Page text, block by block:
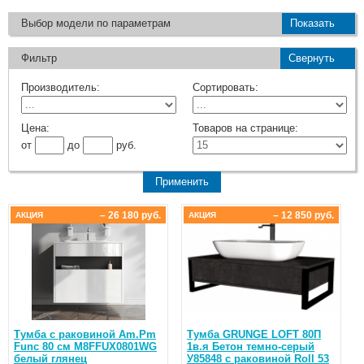
Выбор модели по параметрам Показать
Фильтр Свернуть
Производитель: Сортировать:
Цена:
от
до руб.
Товаров на странице:
Тумба c раковиной Am.Pm
Func 80 см M8FFUX0801WG
белый глянец
– 26 180 руб.
АКЦИЯ
Тумба GRUNGE LOFT 80П
1в.я Бетон темно-серый
У85848 с раковиной Roll 53
– 12 850 руб.
АКЦИЯ